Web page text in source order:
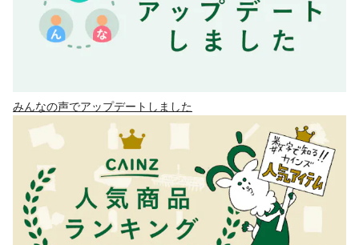
みんなの声でアップデートしました